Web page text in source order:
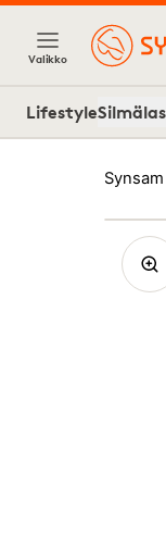
Valikko
Lifestyle
Synsam